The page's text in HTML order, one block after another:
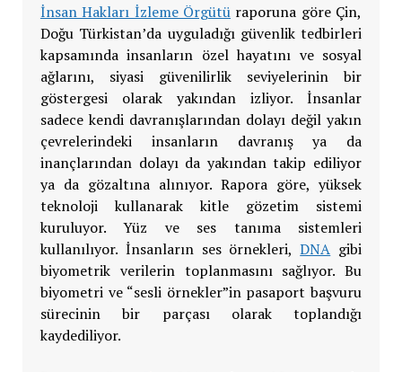
İnsan Hakları İzleme Örgütü raporuna göre Çin,
Doğu Türkistan’da uyguladığı güvenlik tedbirleri
kapsamında insanların özel hayatını ve sosyal
ağlarını, siyasi güvenilirlik seviyelerinin bir
göstergesi olarak yakından izliyor. İnsanlar
sadece kendi davranışlarından dolayı değil yakın
çevrelerindeki insanların davranış ya da
inançlarından dolayı da yakından takip ediliyor
ya da gözaltına alınıyor. Rapora göre, yüksek
teknoloji kullanarak kitle gözetim sistemi
kuruluyor. Yüz ve ses tanıma sistemleri
kullanılıyor. İnsanların ses örnekleri,DNA gibi
biyometrik verilerin toplanmasını sağlıyor. Bu
biyometri ve “sesli örnekler”in pasaport başvuru
sürecinin bir parçası olarak toplandığı
kaydediliyor.